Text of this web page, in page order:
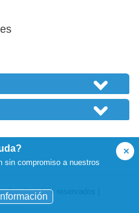
sin compromiso a nuestros
los derechos reservados |